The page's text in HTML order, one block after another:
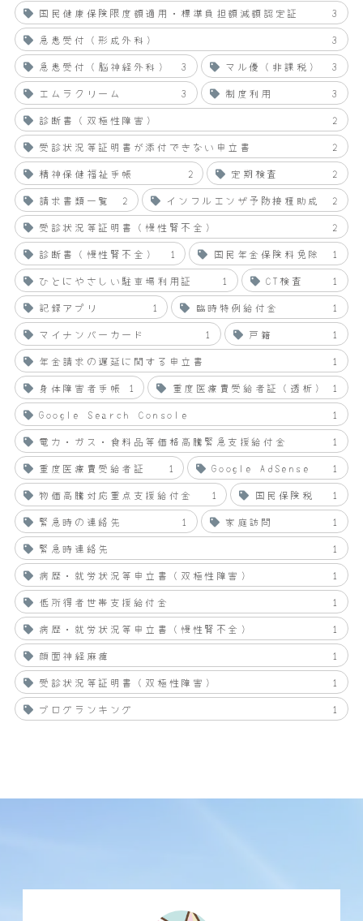
国民健康保険限度額適用・標準負担額減額認定証
3
急患受付（形成外科）
3
急患受付（脳神経外科）
3 マル優（非課税）
3
エムラクリーム
3 制度利用
3
診断書（双極性障害）
2
受診状況等証明書が添付できない申立書
2
精神保健福祉手帳
2 定期検査
2
請求書類一覧
2 インフルエンザ予防接種助成
2
受診状況等証明書（慢性腎不全）
2
診断書（慢性腎不全）
1 国民年金保険料免除
1
ひとにやさしい駐車場利用証
1 CT検査
1
記録アプリ
1 臨時特例給付金
1
マイナンバーカード
1 戸籍
1
年金請求の遅延に関する申立書
1
身体障害者手帳
1 重度医療費受給者証（透析）
1
Google Search Console
1
電力・ガス・食料品等価格高騰緊急支援給付金
1
重度医療費受給者証
1 Google AdSense
1
物価高騰対応重点支援給付金
1 国民保険税
1
緊急時の連絡先
1 家庭訪問
1
緊急時連絡先
1
病歴・就労状況等申立書（双極性障害）
1
低所得者世帯支援給付金
1
病歴・就労状況等申立書（慢性腎不全）
1
顔面神経麻痺
1
受診状況等証明書（双極性障害）
1
ブログランキング
1